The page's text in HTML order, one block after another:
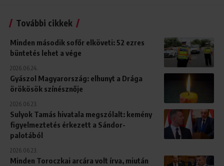
További cikkek
Minden második sofőr elköveti: 52 ezres
büntetés lehet a vége
2026.06.24.
Gyászol Magyarország: elhunyt a Drága
örökösök színésznője
2026.06.23.
Sulyok Tamás hivatala megszólalt: kemény
figyelmeztetés érkezett a Sándor-
palotából
2026.06.23.
Minden Toroczkai arcára volt írva, miután